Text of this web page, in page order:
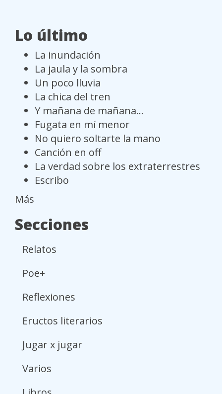
Lo último
La inundación
La jaula y la sombra
Un poco lluvia
La chica del tren
Y mañana de mañana...
Fugata en mí menor
No quiero soltarte la mano
Canción en off
La verdad sobre los extraterrestres
Escribo
Más
Secciones
Relatos
Poe+
Reflexiones
Eructos literarios
Jugar x jugar
Varios